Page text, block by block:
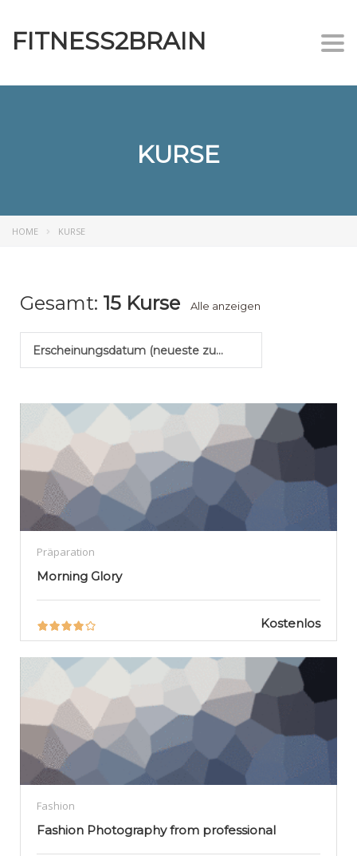
FITNESS2BRAIN
KURSE
HOME KURSE
Gesamt: 15 Kurse Alle anzeigen
Erscheinungsdatum (neueste zuerst)
Präparation
Morning Glory
Kostenlos
Fashion
Fashion Photography from professional